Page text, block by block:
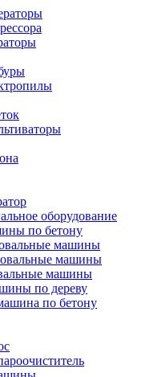
оборудование
по бетону
машины
машины
машины
по дереву
по бетону